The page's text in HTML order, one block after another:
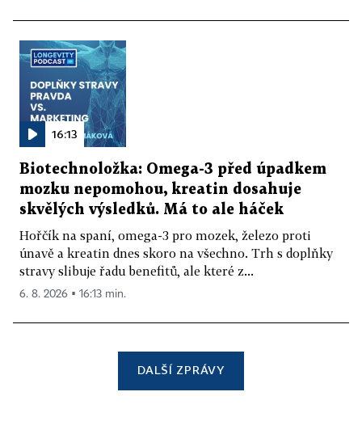
16:13
Biotechnoložka: Omega-3 před úpadkem
mozku nepomohou, kreatin dosahuje
skvělých výsledků. Má to ale háček
Hořčík na spaní, omega-3 pro mozek, železo proti
únavě a kreatin dnes skoro na všechno. Trh s doplňky
stravy slibuje řadu benefitů, ale které z...
6. 8. 2026 ▪ 16:13 min.
DALŠÍ ZPRÁVY